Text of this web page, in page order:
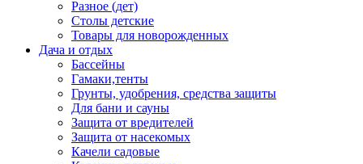
Разное (дет)
Столы детские
Товары для новорожденных
Дача и отдых
Бассейны
Гамаки,тенты
Грунты, удобрения, средства защиты
Для бани и сауны
Защита от вредителей
Защита от насекомых
Качели садовые